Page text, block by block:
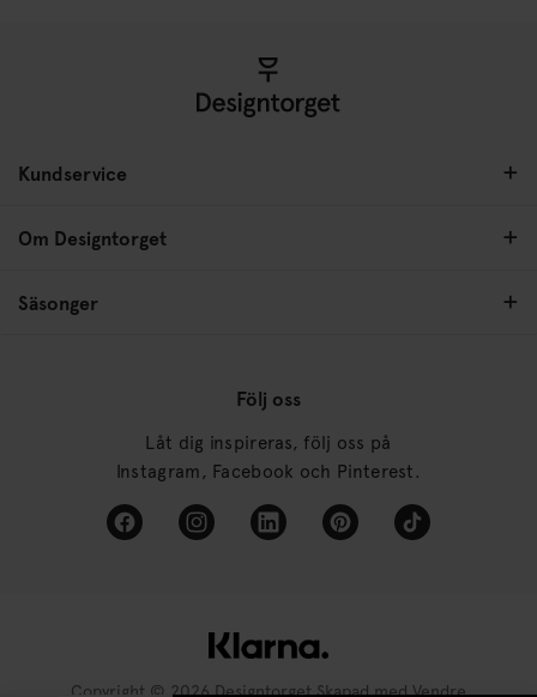
Kundservice
Om Designtorget
Säsonger
Följ oss
Låt dig inspireras, följ oss på
Instagram, Facebook och Pinterest.
Copyright © 2026 Designtorget Skapad medVendre